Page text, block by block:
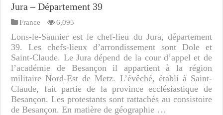
Jura – Département 39
France 6,095
Lons-le-Saunier est le chef-lieu du Jura, département
39. Les chefs-lieux d’arrondissement sont Dole et
Saint-Claude. Le Jura dépend de la cour d’appel et de
l’académie de Besançon il appartient à la région
militaire Nord-Est de Metz. L’évêché, établi à Saint-
Claude, fait partie de la province ecclésiastique de
Besançon. Les protestants sont rattachés au consistoire
de Besançon. En matière de géographie …